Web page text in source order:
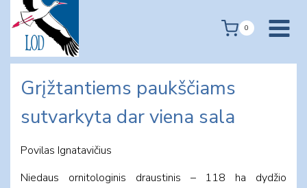
content
0
Grįžtantiems paukščiams
sutvarkyta dar viena sala
Povilas Ignatavičius
Niedaus ornitologinis draustinis – 118 ha dydžio